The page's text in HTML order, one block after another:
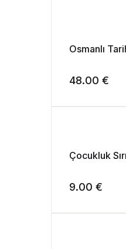
Osmanlı
48.00 €
Çocukluk
9.00 €